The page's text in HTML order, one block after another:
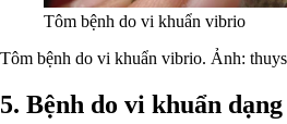
Tôm bệnh do vi khuẩn vibrio
Tôm bệnh do vi khuẩn vibrio. Ảnh:
5. Bệnh do vi khuẩn